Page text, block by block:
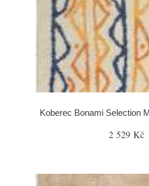
Koberec Bonami Selection
2 529 Kč